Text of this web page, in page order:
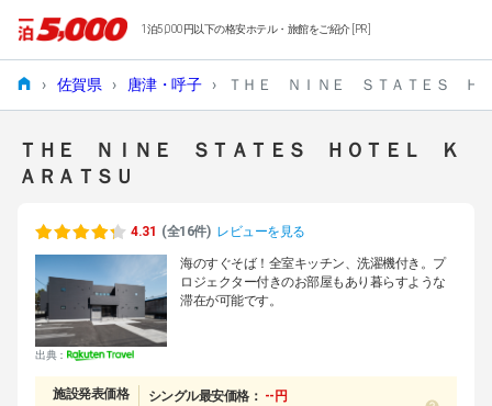
1泊5,000円以下の格安ホテル・旅館をご紹介 [PR]
› 佐賀県 › 唐津・呼子 › ＴＨＥ ＮＩＮＥ ＳＴＡＴＥＳ Ｈ
ＴＨＥ ＮＩＮＥ ＳＴＡＴＥＳ ＨＯＴＥＬ Ｋ
ＡＲＡＴＳＵ
4.31 (全16件) レビューを見る
出典：
海のすぐそば！全室キッチン、洗濯機付き。プ
ロジェクター付きのお部屋もあり暮らすような
滞在が可能です。
施設発表価格 シングル最安価格： --円